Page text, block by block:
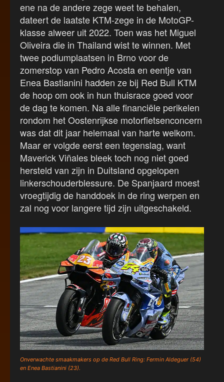
ene na de andere zege weet te behalen,
dateert de laatste KTM-zege in de MotoGP-
klasse alweer uit 2022. Toen was het Miguel
Oliveira die in Thailand wist te winnen. Met
twee podiumplaatsen in Brno voor de
zomerstop van Pedro Acosta en eentje van
Enea Bastianini hadden ze bij Red Bull KTM
de hoop om ook in hun thuisrace goed voor
de dag te komen. Na alle financiële perikelen
rondom het Oostenrijkse motorfietsenconcern
was dat dit jaar helemaal van harte welkom.
Maar er volgde eerst een tegenslag, want
Maverick Viñales bleek toch nog niet goed
hersteld van zijn in Duitsland opgelopen
linkerschouderblessure. De Spanjaard moest
vroegtijdig de handdoek in de ring werpen en
zal nog voor langere tijd zijn uitgeschakeld.
Onverwachte smaakmakers op de Red Bull Ring: Fermin Aldeguer (54)
en Enea Bastianini (23).